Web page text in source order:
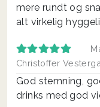
mere rundt og
alt virkelig
Christoffer
God stemning,
drinks med god